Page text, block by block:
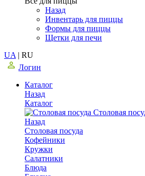
Назад
Инвентарь для пиццы
Формы для пиццы
Щетки для печи
UA | RU
Логин
Каталог
Назад
Каталог
Столовая
Назад
Столовая посуда
Кофейники
Кружки
Салатники
Блюда